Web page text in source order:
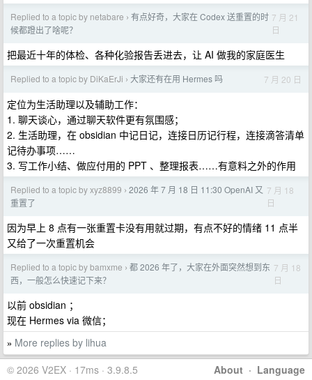
Replied to a topic by netabare › 有点好奇，大家在 Codex 送重置的时
候都蹬出了啥呢？
7 月 21
日
把最近十年的体检、各种化验报告丢进去，让 AI 做我的家庭医生
Replied to a topic by DiKaErJi › 大家还有在用 Hermes 吗 7 月 20 日
定位为生活助理以及辅助工作：
1. 聊天谈心，通过聊天软件更有氛围感；
2. 生活助理，在 obsidian 中记日记，连接日历记行程，连接滴答清单
记待办事项……
3. 写工作小结、做应付用的 PPT 、整理报表……有意料之外的作用
Replied to a topic by xyz8899 › 2026 年 7 月 18 日 11:30 OpenAI 又
重置了
7 月 18
日
因为早上 8 点有一张重置卡没有用就过期，有点不好的情绪 11 点半
又给了一次重置机会
Replied to a topic by bamxme › 都 2026 年了，大家在外面突然想到东
西，一般怎么快速记下来？
7 月 18
日
以前 obsidian ；
现在 Hermes via 微信；
» More replies by lihua
About · Language
© 2026 V2EX · 17ms · 3.9.8.5